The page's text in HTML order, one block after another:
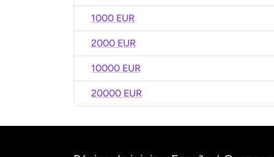
1000 EUR
2000 EUR
10000 EUR
20000 EUR